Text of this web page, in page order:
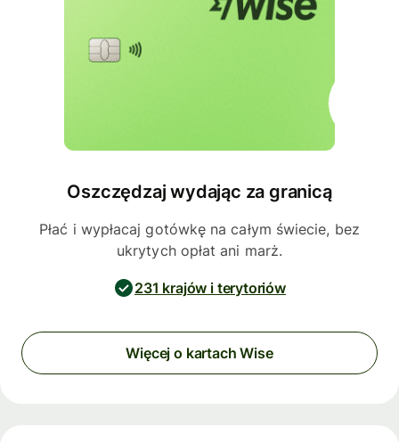
Oszczędzaj wydając za granicą
Płać i wypłacaj gotówkę na całym świecie, bez
ukrytych opłat ani marż.
231 krajów i terytoriów
Więcej o kartach Wise